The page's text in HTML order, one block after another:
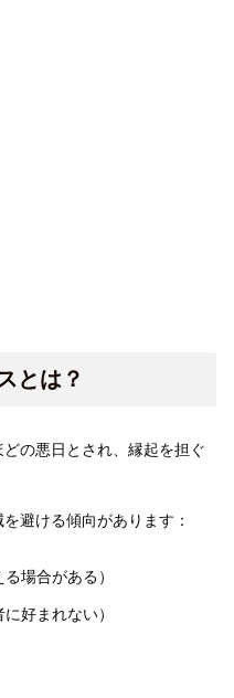
とは？
どの悪日とされ、縁起を担ぐ
避ける傾向があります：
場合がある）
好まれない）